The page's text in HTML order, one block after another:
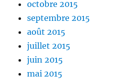
octobre 2015
septembre 2015
août 2015
juillet 2015
juin 2015
mai 2015